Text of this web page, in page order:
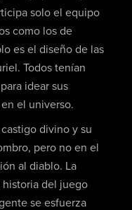
solo el equipo
como los de
es el diseño de las
Todos tenían
idear sus
el universo.
divino y su
pero no en el
al diablo. La
historia del juego
se esfuerza